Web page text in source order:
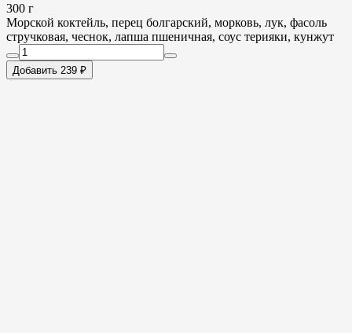
300 г
Морской коктейль, перец болгарский, морковь, лук, фасоль
стручковая, чеснок, лапша пшеничная, соус терияки, кунжут
Добавить 239 ₽